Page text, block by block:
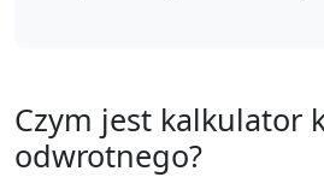
Czym jest kalkulator
odwrotnego?